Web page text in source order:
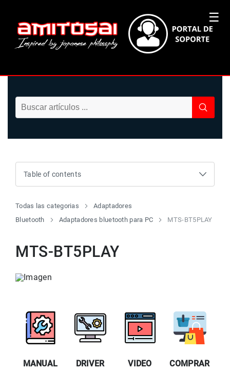
☰
Todas las categorias
Adaptadores
Bluetooth
Adaptadores bluetooth para PC MTS-BT5PLAY
MTS-BT5PLAY
MANUAL DRIVER VIDEO COMPRAR
Table of contents